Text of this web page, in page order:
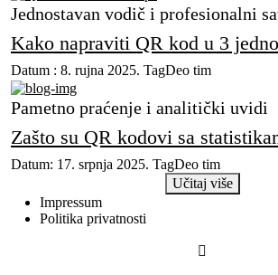
Jednostavan vodič i profesionalni
Kako napraviti QR kod u 3
Datum : 8. rujna 2025. TagDeo tim
Pametno praćenje i analitički uvidi
Zašto su QR kodovi sa
Datum: 17. srpnja 2025. TagDeo tim
Učitaj više
Impressum
Politika privatnosti